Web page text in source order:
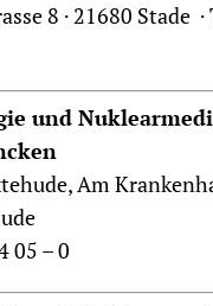
8 · 21680 Stade ·
und
Am
05 – 0